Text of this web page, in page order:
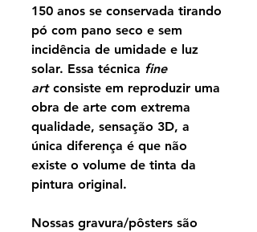
150 anos se conservada tirando
pó com pano seco e sem
incidência de umidade e luz
solar. Essa técnica fine
artconsiste em reproduzir uma
obra de arte com extrema
qualidade, sensação 3D, a
única diferença é que não
existe o volume de tinta da
pintura original.
Nossas gravura/pôsters são